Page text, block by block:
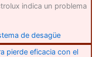
indica un problema
de desagüe